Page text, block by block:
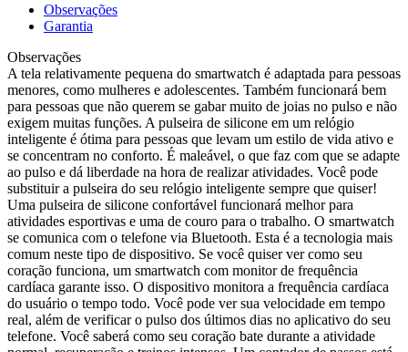
Observações
Garantia
Observações
A tela relativamente pequena do smartwatch é adaptada para pessoas
menores, como mulheres e adolescentes. Também funcionará bem
para pessoas que não querem se gabar muito de joias no pulso e não
exigem muitas funções. A pulseira de silicone em um relógio
inteligente é ótima para pessoas que levam um estilo de vida ativo e
se concentram no conforto. É maleável, o que faz com que se adapte
ao pulso e dá liberdade na hora de realizar atividades. Você pode
substituir a pulseira do seu relógio inteligente sempre que quiser!
Uma pulseira de silicone confortável funcionará melhor para
atividades esportivas e uma de couro para o trabalho. O smartwatch
se comunica com o telefone via Bluetooth. Esta é a tecnologia mais
comum neste tipo de dispositivo. Se você quiser ver como seu
coração funciona, um smartwatch com monitor de frequência
cardíaca garante isso. O dispositivo monitora a frequência cardíaca
do usuário o tempo todo. Você pode ver sua velocidade em tempo
real, além de verificar o pulso dos últimos dias no aplicativo do seu
telefone. Você saberá como seu coração bate durante a atividade